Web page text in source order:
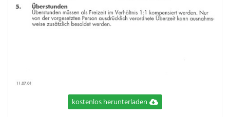
kostenlos herunterladen